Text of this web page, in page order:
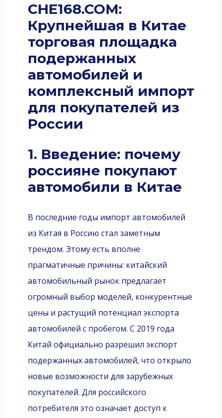
CHE168.COM:
Крупнейшая в Китае
торговая площадка
подержанных
автомобилей и
комплексный импорт
для покупателей из
России
1. Введение: почему
россияне покупают
автомобили в Китае
В последние годы импорт автомобилей
из Китая в Россию стал заметным
трендом. Этому есть вполне
прагматичные причины: китайский
автомобильный рынок предлагает
огромный выбор моделей, конкурентные
цены и растущий потенциал экспорта
автомобилей с пробегом. С 2019 года
Китай официально разрешил экспорт
подержанных автомобилей, что открыло
новые возможности для зарубежных
покупателей. Для российского
потребителя это означает доступ к